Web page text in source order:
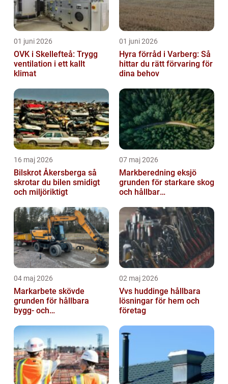
01 juni 2026
OVK i Skellefteå: Trygg
ventilation i ett kallt
klimat
01 juni 2026
Hyra förråd i Varberg: Så
hittar du rätt förvaring för
dina behov
16 maj 2026
Bilskrot Åkersberga så
skrotar du bilen smidigt
och miljöriktigt
07 maj 2026
Markberedning eksjö
grunden för starkare skog
och hållbar
04 maj 2026
Markarbete skövde
grunden för hållbara
bygg- och
02 maj 2026
Vvs huddinge hållbara
lösningar för hem och
företag